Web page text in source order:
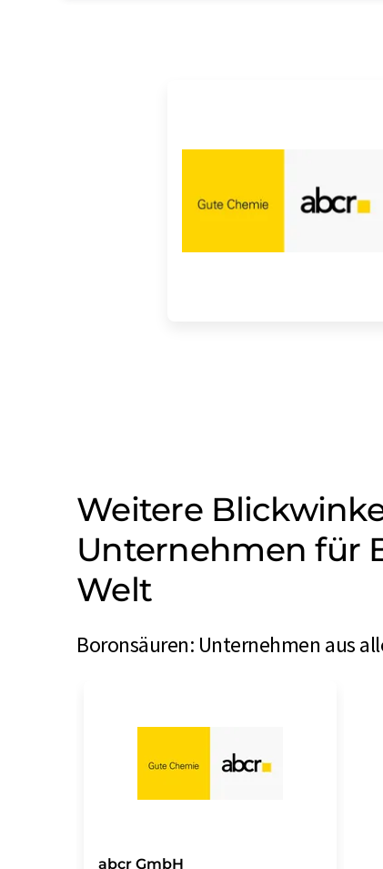
Weitere
Unternehmen für
Welt
Boronsäuren: Unternehmen aus
abcr GmbH